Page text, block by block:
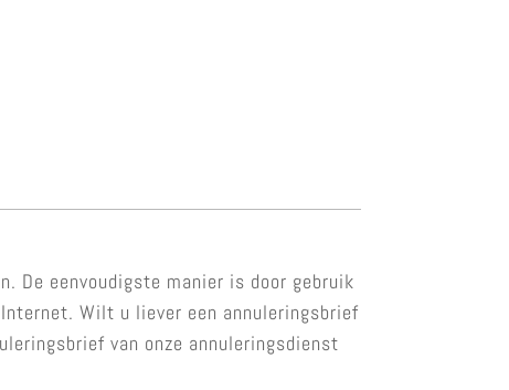
De eenvoudigste manier is door gebruik
Wilt u liever een annuleringsbrief
van onze annuleringsdienst